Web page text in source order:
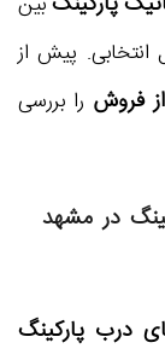
انتخابی. پیش از
فروش را بررسی
در مشهد
درب پارکینگ